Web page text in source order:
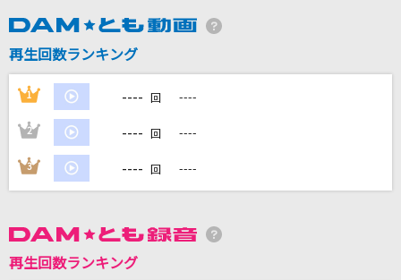
Snow Man
カラオケ最新情報をチェック！
再生回数ランキング
1 ---- 回 ----
2 ---- 回 ----
3 ---- 回 ----
再生回数ランキング